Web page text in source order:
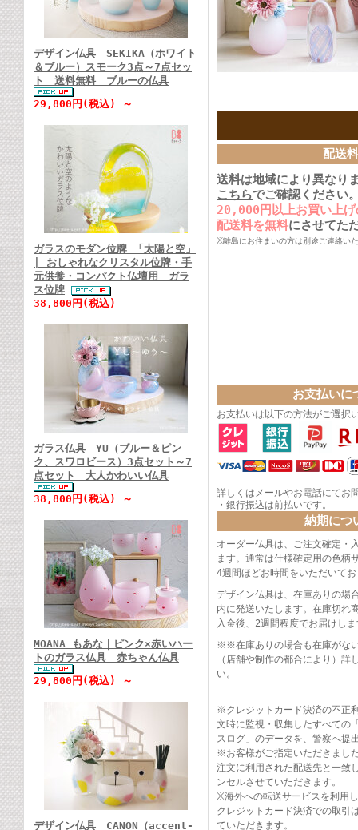
デザイン仏具 SEKIKA（ホワイト
＆ブルー）スモーク3点～7点セッ
ト 送料無料 ブルーの仏具
29,800円(税込) ～
ガラスのモダン位牌 「太陽と空」
| おしゃれなクリスタル位牌・手
元供養・コンパクト仏壇用 ガラ
ス位牌
38,800円(税込)
ガラス仏具 YU（ブルー＆ピン
ク、スワロビース）3点セット～7
点セット 大人かわいい仏具
38,800円(税込) ～
MOANA もあな｜ピンク×赤いハー
トのガラス仏具 赤ちゃん仏具
29,800円(税込) ～
デザイン仏具 CANON（accent-
配送料
送料は地域により異なり
こちらでご確認ください
20,000円以上お買い上げ
配送料を無料にさせてた
※離島にお住まいの方は別途ご連絡い
お支払いに
お支払いは以下の方法がご選択
詳しくはメールやお電話にてお
・銀行振込は前払いです。
納期につ
オーダー仏具は、ご注文確定・
ます。通常は仕様確定用の色柄
4週間ほどお時間をいただいて
デザイン仏具は、在庫ありの場
内に発送いたします。在庫切れ
入金後、2週間程度でお届けし
※※在庫ありの場合も在庫がな
（店舗や制作の都合により）詳
い。
※クレジットカード決済の不正
文時に監視・収集したすべての
スログ」のデータを、警察へ提
※お客様がご指定いただきまし
注文に利用された配送先と一致
ンセルさせていただきます。
※海外への転送サービスを利用
クレジットカード決済での取引
ていただきます。